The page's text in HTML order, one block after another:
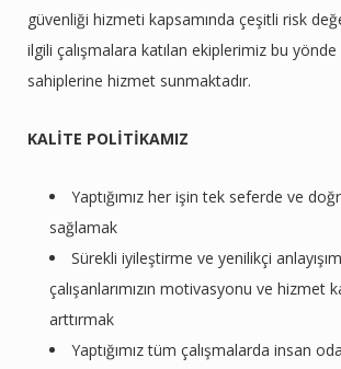
güvenliği hizmeti kapsamında çeşitli risk
ilgili çalışmalara katılan ekiplerimiz bu
sahiplerine hizmet sunmaktadır.
KALİTE POLİTİKAMIZ
Yaptığımız her işin tek seferde ve
sağlamak
Sürekli iyileştirme ve yenilikçi
çalışanlarımızın motivasyonu ve hizmet
arttırmak
Yaptığımız tüm çalışmalarda insan